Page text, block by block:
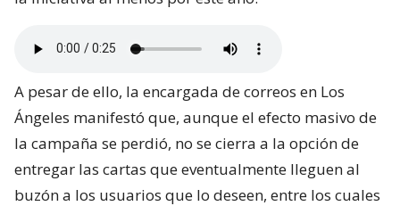
A pesar de ello, la encargada de correos en Los
Ángeles manifestó que, aunque el efecto masivo de
la campaña se perdió, no se cierra a la opción de
entregar las cartas que eventualmente lleguen al
buzón a los usuarios que lo deseen, entre los cuales